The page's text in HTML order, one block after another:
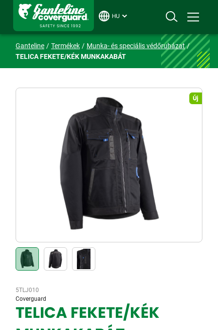
HU
Ganteline Termékek
Munka- és speciális védőruházat
TELICA FEKETE/KÉK MUNKAKABÁT
Új
5TLJ010
Coverguard
TELICA FEKETE/KÉK